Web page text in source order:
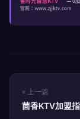
« 上一篇
茴香KTV加盟